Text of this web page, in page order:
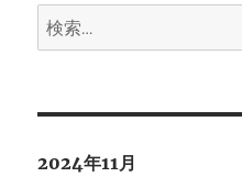
検
索:
2024年11月